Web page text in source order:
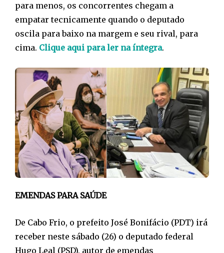
para menos, os concorrentes chegam a
empatar tecnicamente quando o deputado
oscila para baixo na margem e seu rival, para
cima. Clique aqui para ler na íntegra.
EMENDAS PARA SAÚDE
De Cabo Frio, o prefeito José Bonifácio (PDT) irá
receber neste sábado (26) o deputado federal
Hugo Leal (PSD), autor de emendas